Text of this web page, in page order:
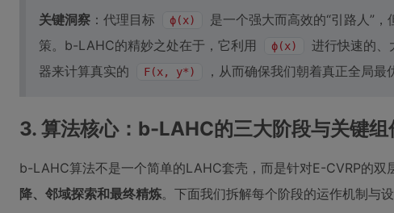
关键洞察 ：代理目标 ϕ(x)
是一个强大而高效的“引路人”
策。b-LAHC的精妙之处在于，它利用
ϕ(x)
进行快速的、
器来计算真实的
F(x, y*) ，从而确保我们朝着真正全局最
3. 算法核心：b-LAHC的三大阶段与关键组
b-LAHC算法不是一个简单的LAHC套壳，而是针对E-CVRP的双
降、邻域探索和最终精炼。下面我们拆解每个阶段的运作机制与设